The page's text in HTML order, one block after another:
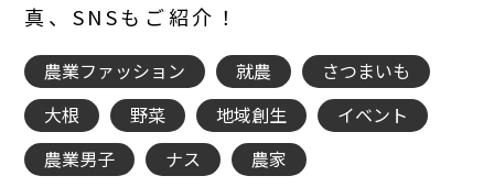
真、SNSもご紹介！
農業ファッション 就農
さつまいも
大根
野菜 地域創生
イベント
農業男子
ナス
農家